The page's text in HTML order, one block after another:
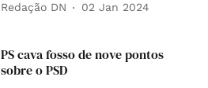
Redação DN 02 Jan 2024
PS cava fosso de nove pontos
sobre o PSD